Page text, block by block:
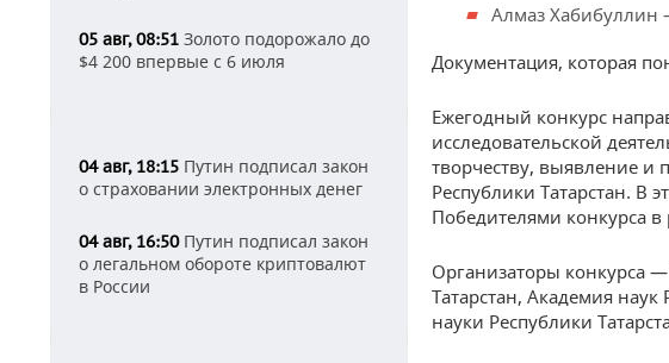
05 авг, 08:51 Золото подорожало до
$4 200 впервые с 6 июля
04 авг, 18:15 Путин подписал закон
о страховании электронных денег
04 авг, 16:50Путин подписал закон
о легальном обороте криптовалют
в России
Алмаз Хабибуллин
Документация, которая
Ежегодный конкурс
исследовательской
творчеству, выявление и
Республики Татарстан. В
Победителями конкурса
Организаторы конкурса
Татарстан, Академия
науки Республики